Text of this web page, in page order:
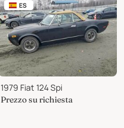
ES
1979 Fiat 124 Spi
Prezzo su richiesta